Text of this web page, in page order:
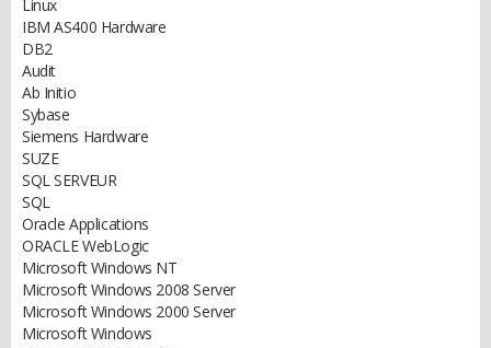
Linux
IBM AS400 Hardware
DB2
Audit
Ab Initio
Sybase
Siemens Hardware
SUZE
SQL SERVEUR
SQL
Oracle Applications
ORACLE WebLogic
Microsoft Windows NT
Microsoft Windows 2008 Server
Microsoft Windows 2000 Server
Microsoft Windows